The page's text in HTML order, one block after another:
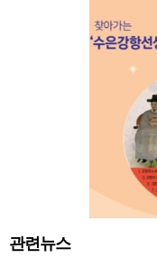
관련뉴스